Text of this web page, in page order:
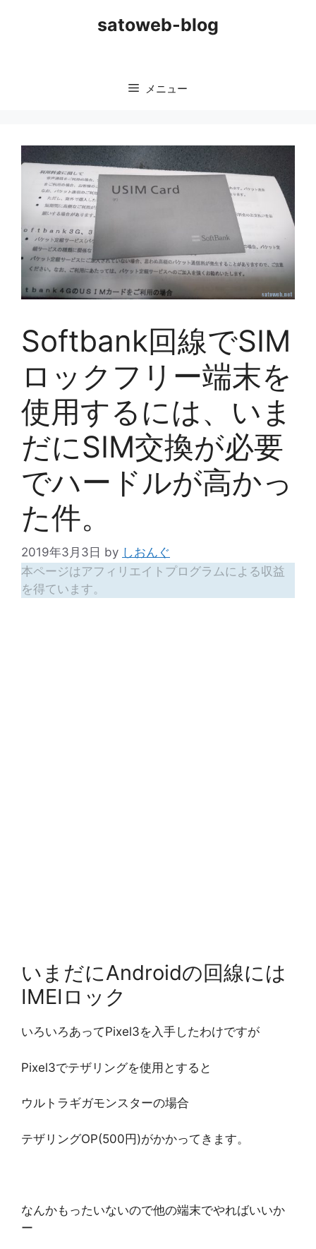
satoweb-blog
メニュー
Softbank回線でSIM
ロックフリー端末を
使用するには、いま
だにSIM交換が必要
でハードルが高かっ
た件。
2019年3月3日 by しおんぐ
本ページはアフィリエイトプログラムによる収益
を得ています。
いまだにAndroidの回線には
IMEIロック
いろいろあってPixel3を入手したわけですが
Pixel3でテザリングを使用とすると
ウルトラギガモンスターの場合
テザリングOP(500円)がかかってきます。
なんかもったいないので他の端末でやればいいか
ー